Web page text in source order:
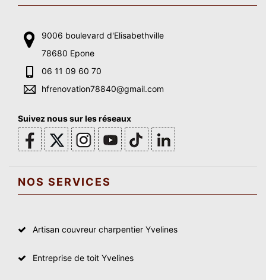
9006 boulevard d'Elisabethville
78680 Epone
06 11 09 60 70
hfrenovation78840@gmail.com
Suivez nous sur les réseaux
NOS SERVICES
Artisan couvreur charpentier Yvelines
Entreprise de toit Yvelines